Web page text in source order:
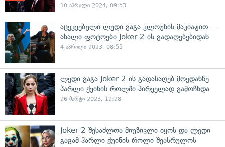
10 აპრილი 2024, 09:53
აცეკვებული ლედი გაგა კლოუნის მაკიაჟით —
ახალი ფოტოები Joker 2-ის გადაღებებიდან
4 აპრილი 2023, 08:55
ლედი გაგა Joker 2-ის გადასაღებ მოედანზე
ჰარლი ქვინის როლში პირველად გამოჩნდა
26 მარტი 2023, 12:28
Joker 2 შესაძლოა მიუზიკლი იყოს და ლედი
გაგამ ჰარლი ქუინის როლი შეასრულოს